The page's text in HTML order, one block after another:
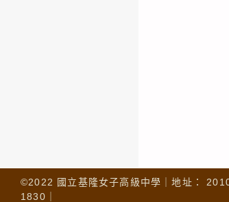
©2022 國立基隆女子高級中學｜地址：
1830｜